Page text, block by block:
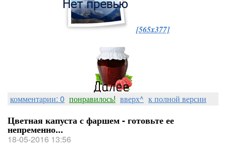
[565x377]
комментарии: 0 понравилось! вверх^ к полной версии
Цветная капуста с фаршем - готовьте ее
непременно...
18-05-2016 13:56